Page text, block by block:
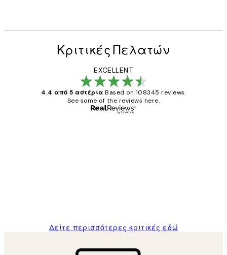
Κριτικές Πελατών
EXCELLENT
4.4 από 5 αστέρια Based on 108345 reviews.
See some of the reviews here.
Δείτε περισσότερες κριτικές εδώ